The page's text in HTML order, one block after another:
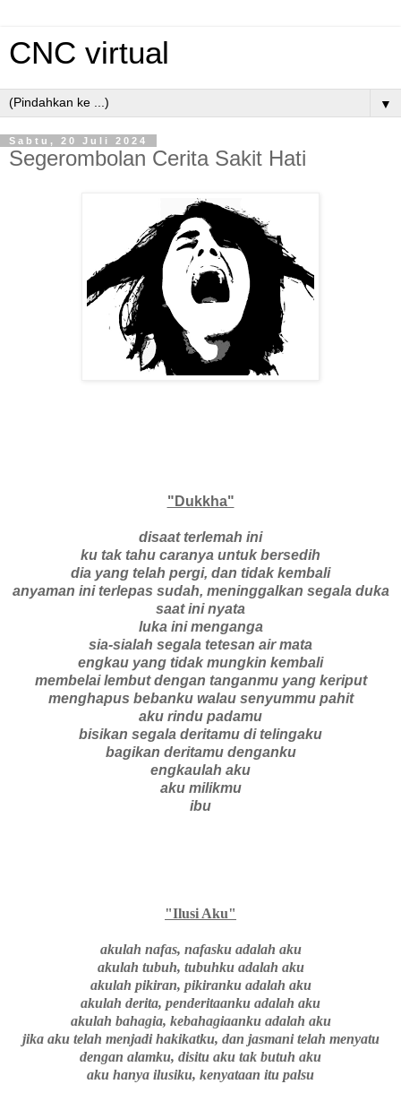
CNC virtual
▼
Sabtu, 20 Juli 2024
Segerombolan Cerita Sakit Hati
"Dukkha"
disaat terlemah ini
ku tak tahu caranya untuk bersedih
dia yang telah pergi, dan tidak kembali
anyaman ini terlepas sudah, meninggalkan segala duka
saat ini nyata
luka ini menganga
sia-sialah segala tetesan air mata
engkau yang tidak mungkin kembali
membelai lembut dengan tanganmu yang keriput
menghapus bebanku walau senyummu pahit
aku rindu padamu
bisikan segala deritamu di telingaku
bagikan deritamu denganku
engkaulah aku
aku milikmu
ibu
"Ilusi Aku"
akulah nafas, nafasku adalah aku
akulah tubuh, tubuhku adalah aku
akulah pikiran, pikiranku adalah aku
akulah derita, penderitaanku adalah aku
akulah bahagia, kebahagiaanku adalah aku
jika aku telah menjadi hakikatku, dan jasmani telah menyatu
dengan alamku, disitu aku tak butuh aku
aku hanya ilusiku, kenyataan itu palsu